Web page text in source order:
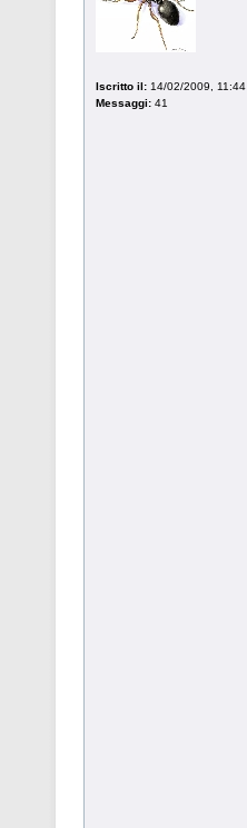
Iscritto il: 14/02/2009, 11:44
Messaggi: 41